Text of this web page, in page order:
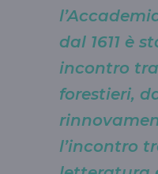
dal 1611 è
incontro
forestieri,
l’incontro